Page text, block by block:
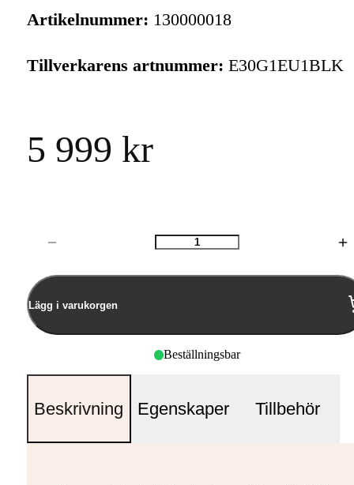
Artikelnummer: 130000018
Tillverkarens artnummer: E30G1EU1BLK
5 999 kr
Antal
Lägg i varukorgen
Beställningsbar
Beskrivning Egenskaper Tillbehör